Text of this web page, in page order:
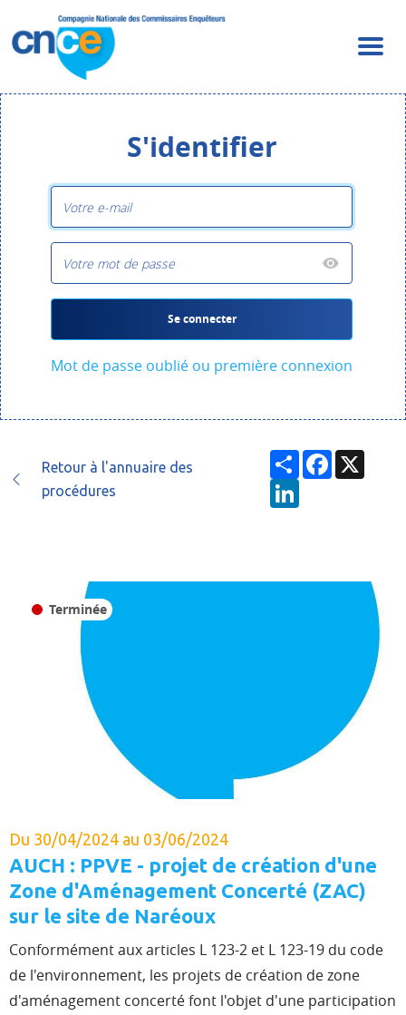
S'identifier
Se connecter
Mot de passe oublié ou première connexion
Retour à l'annuaire des
procédures
PartagerFacebook
X
LinkedIn
Terminée
Du 30/04/2024 au 03/06/2024
AUCH : PPVE - projet de création d'une
Zone d'Aménagement Concerté (ZAC)
sur le site de Naréoux
Conformément aux articles L 123-2 et L 123-19 du code
de l'environnement, les projets de création de zone
d'aménagement concerté font l'objet d'une participation